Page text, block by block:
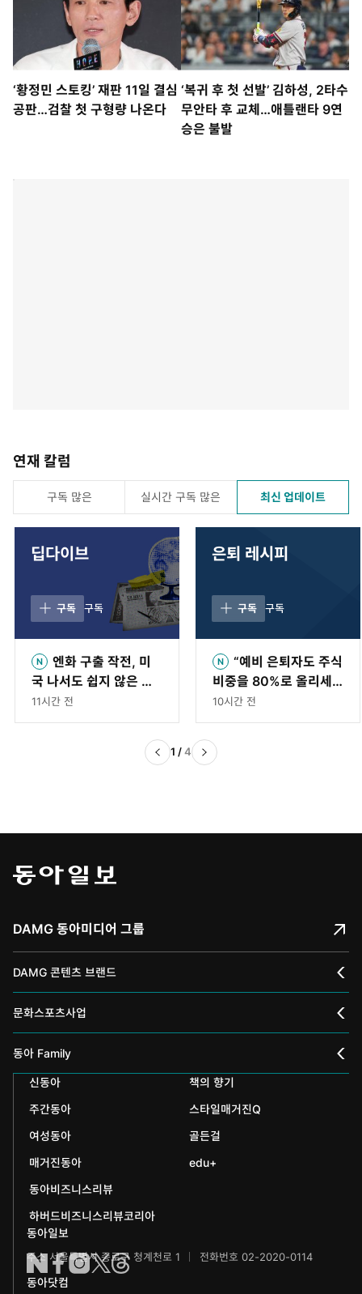
‘황정민 스토킹’ 재판 11일 결심
공판…검찰 첫 구형량 나온다
‘복귀 후 첫 선발’ 김하성, 2타수
무안타 후 교체…애틀랜타 9연
승은 불발
연재 칼럼
구독 많은 실시간 구독 많은 최신 업데이트
딥다이브
구독 구독
엔화 구출 작전, 미
국 나서도 쉽지 않은 이
유 (feat. 다카이치의 함
정)[딥다이브]
11시간 전
은퇴 레시피
구독 구독
“예비 은퇴자도 주식
비중을 80%로 올리세
요”[은퇴 레시피]
10시간 전
1 /4
DAMG 동아미디어 그룹
DAMG 콘텐츠 브랜드
채널A
스포츠동아
어린이동아
에듀동아
어린이과학동아
수학동아
어린이수학동아
문화스포츠사업
동아 신춘문예
동아국악콩쿠르
동아뮤지컬콩쿠르
동아무용콩쿠르
동아주니어음악콩쿠르
동아주니어국악콩쿠르
동아 Family
인촌기념회
신문박물관
화정평화재단
하서학술재단
신동아
책의 향기
주간동아
스타일매거진Q
여성동아
골든걸
매거진동아
edu+
동아비즈니스리뷰
하버드비즈니스리뷰코리아
동아일보
주소 서울특별시 종로구 청계천로 1 전화번호 02-2020-0114
동아닷컴